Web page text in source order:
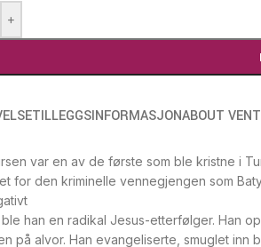
+
TILLEGGSINFORMASJONABOUT
var en av de første som ble kristne i
for den kriminelle vennegjengen som
han en radikal Jesus-etterfølger. Han
på alvor. Han evangeliserte, smuglet inn